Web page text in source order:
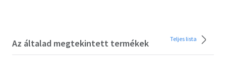
Az általad megtekintett termékek Teljes lista